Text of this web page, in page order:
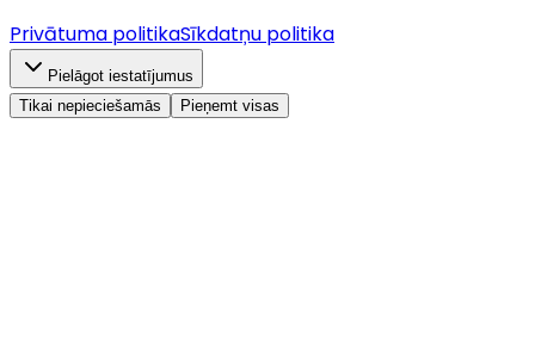
Privātuma politikaSīkdatņu politika
Pielāgot iestatījumus
Tikai nepieciešamās
Pieņemt visas